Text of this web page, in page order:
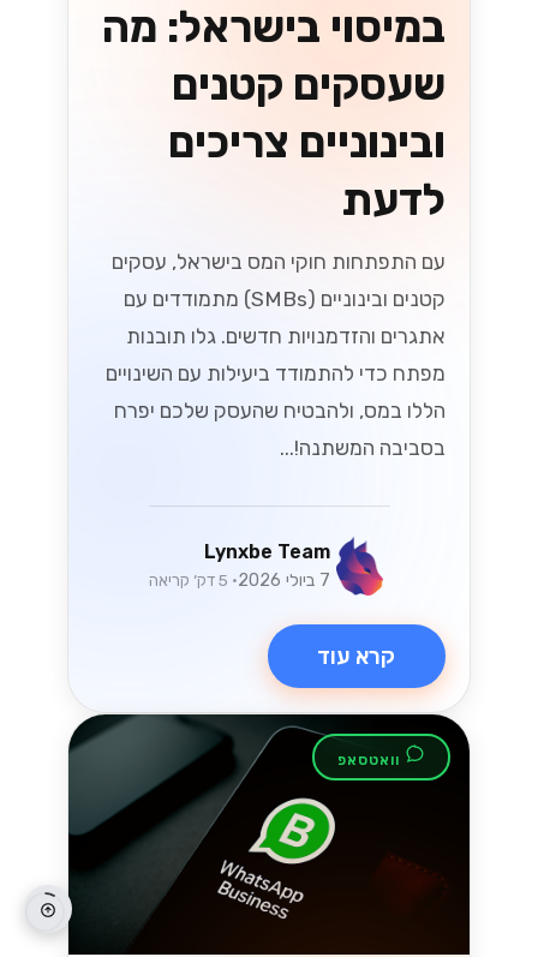
במיסוי בישראל: מה
שעסקים קטנים
ובינוניים צריכים
לדעת
עם התפתחות חוקי המס בישראל, עסקים
קטנים ובינוניים (SMBs) מתמודדים עם
אתגרים והזדמנויות חדשים. גלו תובנות
מפתח כדי להתמודד ביעילות עם השינויים
הללו במס, ולהבטיח שהעסק שלכם יפרח
בסביבה המשתנה!...
Lynxbe Team
7 ביולי 2026 • 5 דק׳ קריאה
קרא עוד
וואטסאפ